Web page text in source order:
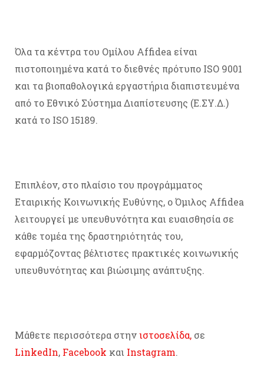
Όλα τα κέντρα του Ομίλου Affidea είναι
πιστοποιημένα κατά το διεθνές πρότυπο ISO 9001
και τα βιοπαθολογικά εργαστήρια διαπιστευμένα
από το Εθνικό Σύστημα Διαπίστευσης (Ε.ΣΥ.Δ.)
κατά το ISO 15189.
Επιπλέον, στο πλαίσιο του προγράμματος
Εταιρικής Κοινωνικής Ευθύνης, ο Όμιλος Affidea
λειτουργεί με υπευθυνότητα και ευαισθησία σε
κάθε τομέα της δραστηριότητάς του,
εφαρμόζοντας βέλτιστες πρακτικές κοινωνικής
υπευθυνότητας και βιώσιμης ανάπτυξης.
Μάθετε περισσότερα στηνιστοσελίδα, σε
LinkedIn, Facebook και Instagram.